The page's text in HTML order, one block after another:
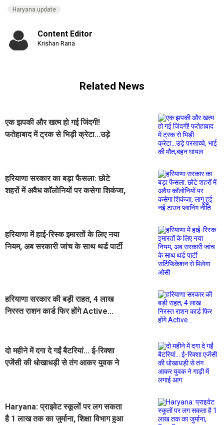
Haryana update
Content Editor
Krishan Rana
Related News
एक झपकी और खत्म हो गई जिंदगी!
फतेहाबाद में ट्रक से भिड़ी क्रेटा...उड़े
हरियाणा सरकार का बड़ा फैसला: छोटे
शहरों में अवैध कॉलोनियों पर कसेगा शिकंजा,
हरियाणा में हाई-रिस्क इमारतों के लिए नया
नियम, अब सरकारी जांच के साथ थर्ड पार्टी
हरियाणा सरकार की बड़ी राहत, 4 लाख
निरस्त राशन कार्ड फिर होंगे Active...
दो महीने में दगा दे गईं बैटरियां... ई-रिक्शा
एजेंसी की धोखाधड़ी से तंग आकर युवक ने
Haryana: प्राइवेट स्कूलों पर लग सकता
है 1 लाख तक का जुर्माना, शिक्षा विभाग हुआ